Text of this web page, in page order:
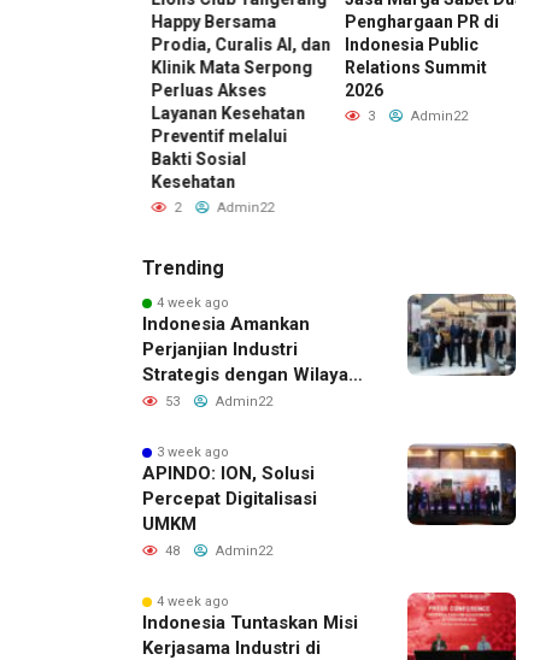
Happy Bersama
Prodia, Curalis AI, dan
Klinik Mata Serpong
Perluas Akses
Layanan Kesehatan
Preventif melalui
Bakti Sosial
Kesehatan
2 Admin22
Penghargaan PR di
Indonesia Public
Relations Summit
2026
3 Admin22
Trending
4 week ago
Indonesia Amankan
Perjanjian Industri
Strategis dengan Wilayah
Sverdlovsk, Rusia untuk
53 Admin22
3 week ago
APINDO: ION, Solusi
Percepat Digitalisasi
UMKM
48 Admin22
4 week ago
Indonesia Tuntaskan Misi
Kerjasama Industri di